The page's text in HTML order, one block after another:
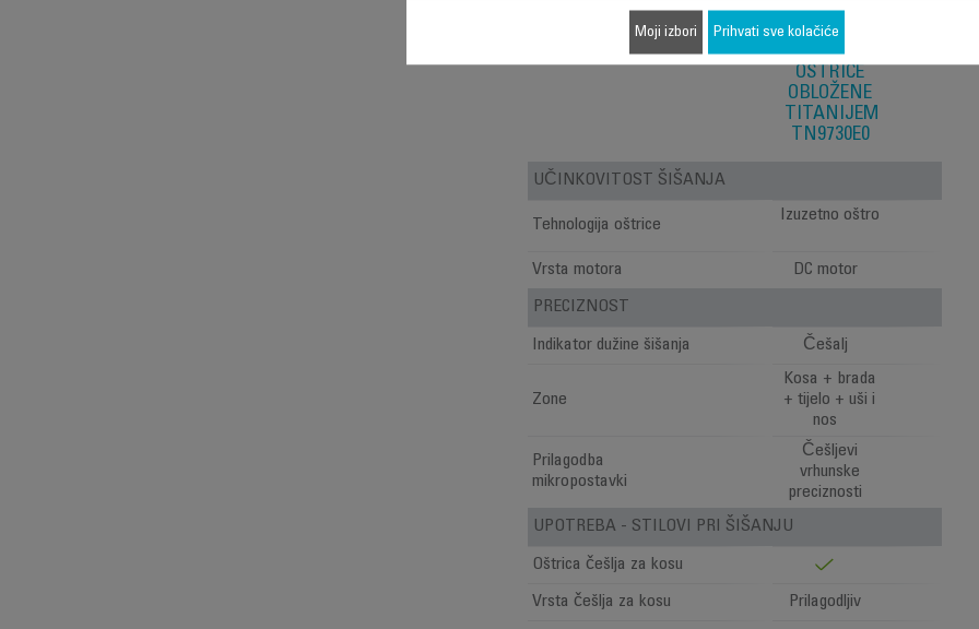
MULTI-
ŠIŠAČ ZA
MUŠKARCE,
OŠTRICE
OBLOŽENE
TITANIJEM
TN9730E0
UČINKOVITOST ŠIŠANJA
Tehnologija oštrice
Izuzetno oštro
Vrsta motora DC motor
PRECIZNOST
Indikator dužine šišanja Češalj
Zone
Kosa + brada
+ tijelo + uši i
nos
Prilagodba
mikropostavki
Češljevi
vrhunske
preciznosti
UPOTREBA - STILOVI PRI ŠIŠANJU
Oštrica češlja za kosu
Vrsta češlja za kosu Prilagodljiv
Moji izbori Prihvati sve kolačiće